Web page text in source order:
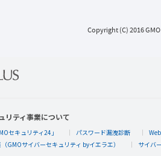
Copyright (C) 2016
リティ事業について
セキュリティ24」 パスワード漏洩診断
GMOサイバーセキュリティ byイエラエ） サイバ